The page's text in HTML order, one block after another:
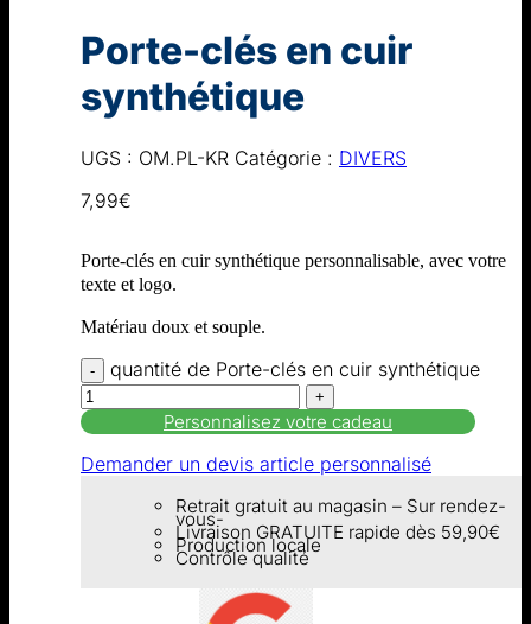
Porte-clés en cuir
synthétique
UGS : OM.PL-KR Catégorie : DIVERS
7,99€
Porte-clés en cuir synthétique personnalisable, avec votre
texte et logo.
Matériau doux et souple.
quantité de Porte-clés en cuir synthétique
Personnalisez votre cadeau
Demander un devis article personnalisé
Retrait gratuit au magasin – Sur rendez-
vous-
Livraison GRATUITE rapide dès 59,90€
Production locale
Contrôle qualité